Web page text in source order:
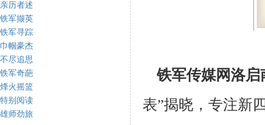
亲历者述
铁军撷英
铁军寻踪
巾帼豪杰
不尽追思
铁军奇葩
烽火摇篮
特别阅读
雄师劲旅
铁军传媒网洛启
表”揭晓，专注新